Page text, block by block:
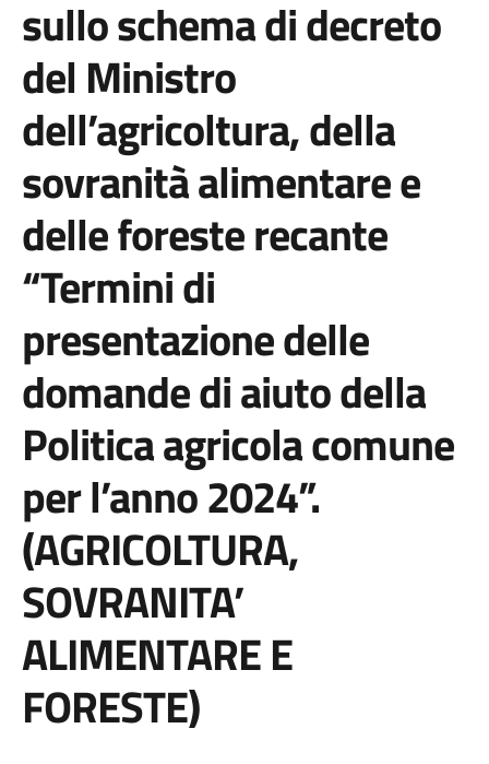
sullo schema di decreto
del Ministro
dell’agricoltura, della
sovranità alimentare e
delle foreste recante
“Termini di
presentazione delle
domande di aiuto della
Politica agricola comune
per l’anno 2024”.
(AGRICOLTURA,
SOVRANITA’
ALIMENTARE E
FORESTE)